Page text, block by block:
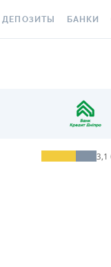
ДЕПОЗИТЫ
ДЕПОЗИТЫ В EUR
БАНКИ
ОТЗЫВЫ3,1